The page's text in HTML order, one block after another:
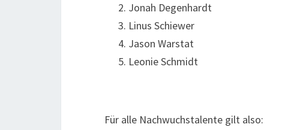
Jonah Degenhardt
Linus Schiewer
Jason Warstat
Leonie Schmidt
Für alle Nachwuchstalente gilt also: